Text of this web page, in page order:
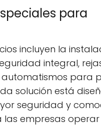
para
incluyen la
integral,
para
solución está
seguridad y
empresas operar